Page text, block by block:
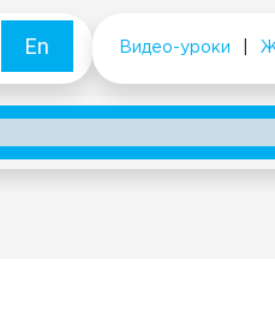
En Видео-уроки